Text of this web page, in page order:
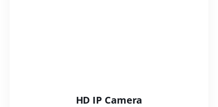
HD IP Camera